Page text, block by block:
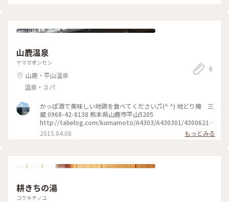
山鹿温泉
ヤマガオンセン
山鹿・平山温泉
温泉・スパ
6
かっぽ酒で美味しい地鶏を食べてください♫(^ ^) 地どり庵 三
蔵 0968-42-8138 熊本県山鹿市平山5205
http://tabelog.com/kumamoto/A4303/A430301/43006219/
#地鶏庵三蔵 #山鹿温泉
2015.04.08 もっとみる
耕きちの湯
コウキチノユ